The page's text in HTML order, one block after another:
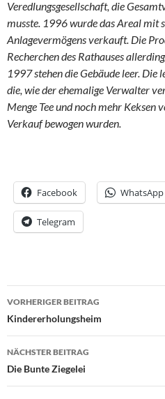
Veredlungsgesellschaft, die
musste. 1996 wurde das Areal mit
Anlagevermögens verkauft. Die
Recherchen des Rathauses
1997 stehen die Gebäude leer. Die
die, wie der ehemalige Verwalter
Menge Tee und noch mehr Keksen
Verkauf bewogen wurden.
Facebook WhatsApp
Telegram
Beitrags-
Navigation
VORHERIGER BEITRAG
Kindererholungsheim
NÄCHSTER BEITRAG
Die Bunte Ziegelei